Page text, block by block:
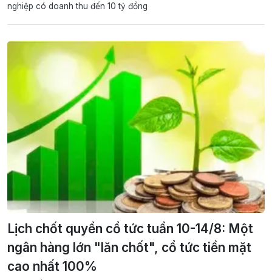
nghiệp có doanh thu đến 10 tỷ đồng
Lịch chốt quyền cổ tức tuần 10-14/8: Một
ngân hàng lớn "lăn chốt", cổ tức tiền mặt
cao nhất 100%